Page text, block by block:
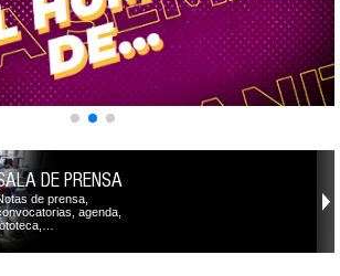
DE PRENSA
de prensa,
agenda,